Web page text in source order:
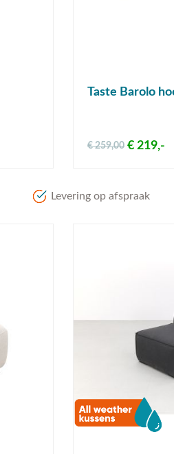
Taste Barolo
€ 219,-
€ 259,00
Levering op afspraak